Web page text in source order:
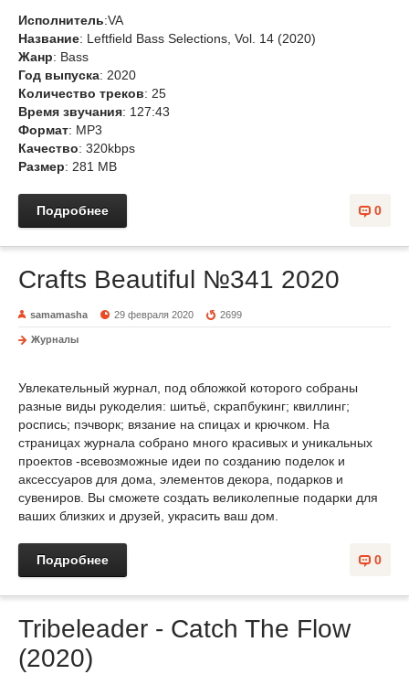
Исполнитель:VA
Название: Leftfield Bass Selections, Vol. 14 (2020)
Жанр: Bass
Год выпуска: 2020
Количество треков: 25
Время звучания: 127:43
Формат: MP3
Качество: 320kbps
Размер: 281 MB
0
Подробнее
Crafts Beautiful №341 2020
samamasha 29 февраля 2020 2699
Журналы
Увлекательный журнал, под обложкой которого собраны
разные виды рукоделия: шитьё, скрапбукинг; квиллинг;
роспись; пэчворк; вязание на спицах и крючком. На
страницах журнала собрано много красивых и уникальных
проектов -всевозможные идеи по созданию поделок и
аксессуаров для дома, элементов декора, подарков и
сувениров. Вы сможете создать великолепные подарки для
ваших близких и друзей, украсить ваш дом.
0
Подробнее
Tribeleader - Catch The Flow
(2020)